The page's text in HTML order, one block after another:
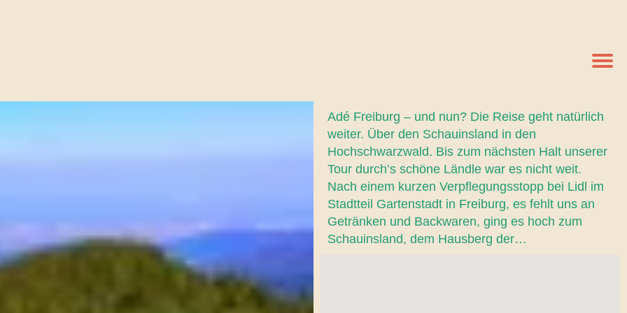
Adé Freiburg – und nun? Die Reise geht natürlich
weiter. Über den Schauinsland in den
Hochschwarzwald. Bis zum nächsten Halt unserer
Tour durch’s schöne Ländle war es nicht weit.
Nach einem kurzen Verpflegungsstopp bei Lidl im
Stadtteil Gartenstadt in Freiburg, es fehlt uns an
Getränken und Backwaren, ging es hoch zum
Schauinsland, dem Hausberg der…